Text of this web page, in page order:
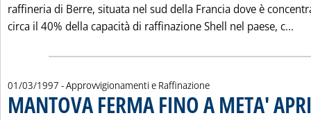
raffineria di Berre, situata nel sud della Francia dove è
circa il 40% della capacità di raffinazione Shell nel paese, c...
01/03/1997 - Approvvigionamenti e Raffinazione
MANTOVA FERMA FINO A META'